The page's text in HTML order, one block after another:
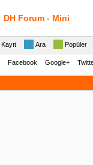
DH Forum - Mini
Kayıt Ara Popüler
Facebook Google+